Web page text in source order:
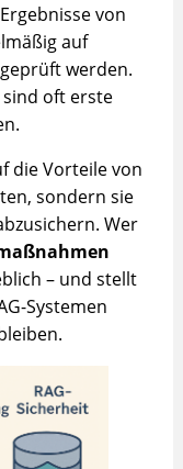
Ergebnisse von
auf
werden.
oft erste
die Vorteile von
sondern sie
Wer
– und stellt
Systemen